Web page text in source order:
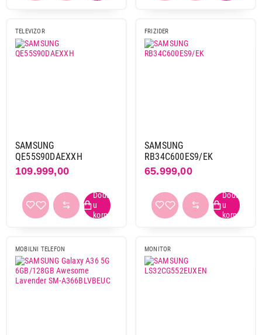
TELEVIZOR
SAMSUNG
QE55S90DAEXXH
109.999,00
FRIZIDER
SAMSUNG
RB34C600ES9/EK
65.999,00
MOBILNI TELEFON MONITOR